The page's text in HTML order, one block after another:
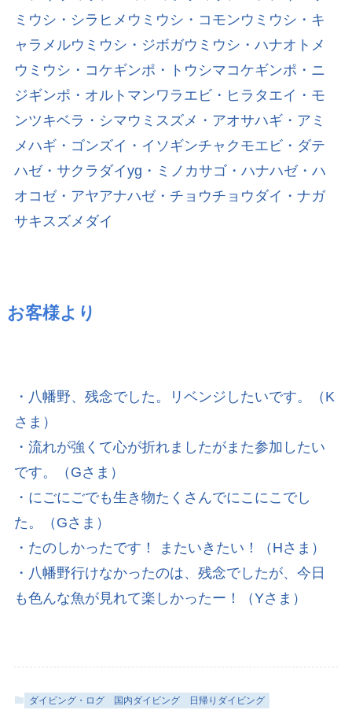
ミウシ・シラヒメウミウシ・コモンウミウシ・キ
ャラメルウミウシ・ジボガウミウシ・ハナオトメ
ウミウシ・コケギンポ・トウシマコケギンポ・ニ
ジギンポ・オルトマンワラエビ・ヒラタエイ・モ
ンツキベラ・シマウミスズメ・アオサハギ・アミ
メハギ・ゴンズイ・イソギンチャクモエビ・ダテ
ハゼ・サクラダイyg・ミノカサゴ・ハナハゼ・ハ
オコゼ・アヤアナハゼ・チョウチョウダイ・ナガ
サキスズメダイ
お客様より
・八幡野、残念でした。リベンジしたいです。（K
さま）
・流れが強くて心が折れましたがまた参加したい
です。（Gさま）
・にごにごでも生き物たくさんでにこにこでし
た。（Gさま）
・たのしかったです！ またいきたい！（Hさま）
・八幡野行けなかったのは、残念でしたが、今日
も色んな魚が見れて楽しかったー！（Yさま）
ダイビング・ログ 国内ダイビング 日帰りダイビング